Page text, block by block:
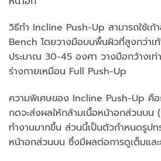
วิธีทำ Incline Push-Up สามารถใช้เ
Bench โดยวางมือบนพื้นผิวที่สูงกว่าเ
ประมาณ 30-45 องศา วางมือกว้างเท่
ร่างกายเหมือน Full Push-Up
ความพิเศษของ Incline Push-Up คือ
กดจะส่งผลให้กล้ามเนื้อหน้าอกส่วนบ
ทำงานมากขึ้น ส่วนนี้เป็นตัวกำหนดรูปท
หน้าอกส่วนบน ซึ่งมีผลต่อการดูเต็มแล